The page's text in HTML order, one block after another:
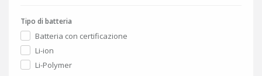
Tipo di batteria
Batteria con certificazione
Li-ion
Li-Polymer